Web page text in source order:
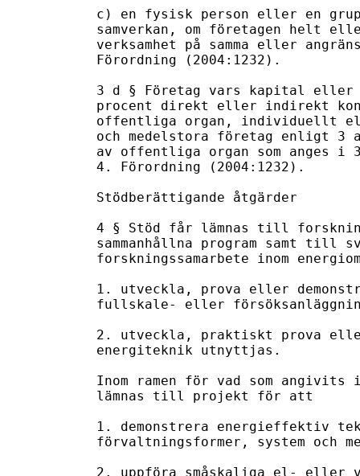
c) en fysisk person eller en
samverkan, om företagen helt
verksamhet på samma eller
Förordning (2004:1232).
3 d § Företag vars kapital
procent direkt eller indirekt
offentliga organ, individuellt
och medelstora företag enligt 3
av offentliga organ som anges
4. Förordning (2004:1232).
Stödberättigande åtgärder
4 § Stöd får lämnas till
sammanhållna program samt till
forskningssamarbete inom
1. utveckla, prova eller
fullskale- eller
2. utveckla, praktiskt prova
energiteknik utnyttjas.
Inom ramen för vad som
lämnas till projekt för att
1. demonstrera energieffektiv
förvaltningsformer, system och
2. uppföra småskaliga el- eller